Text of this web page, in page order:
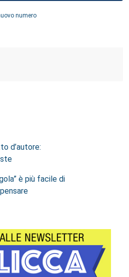
numero
d’autore:
è più facile di